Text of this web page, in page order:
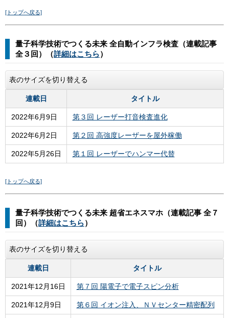
[トップへ戻る]
量子科学技術でつくる未来 全自動インフラ検査（連載記事
全３回）（詳細はこちら）
表のサイズを切り替える
連載日 タイトル
2022年6月9日 第３回 レーザー打音検査進化
2022年6月2日 第２回 高強度レーザーを屋外稼働
2022年5月26日 第１回 レーザーでハンマー代替
[トップへ戻る]
量子科学技術でつくる未来 超省エネスマホ（連載記事 全７
回）（詳細はこちら）
表のサイズを切り替える
連載日 タイトル
2021年12月16日 第７回 陽電子で電子スピン分析
2021年12月9日 第６回 イオン注入、ＮＶセンター精密配列